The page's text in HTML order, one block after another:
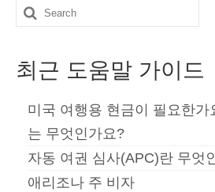
Search
최근 도움말 가이드
미국 여행용 현금이 필요한가
는 무엇인가요?
자동 여권 심사(APC)란 무엇
애리조나 주 비자